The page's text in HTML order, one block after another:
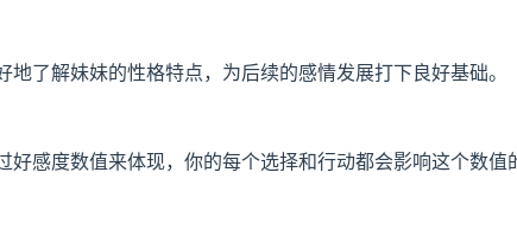
了解妹妹的性格特点，为后续的感情发展打下良好基础。
感度数值来体现，你的每个选择和行动都会影响这个数值